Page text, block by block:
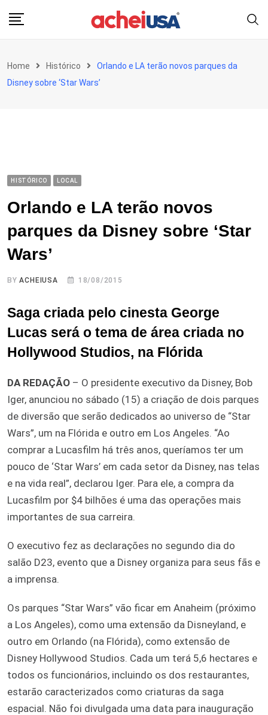
Home Histórico
Orlando e LA terão novos parques da
Disney sobre ‘Star Wars’
HISTÓRICO LOCAL
Orlando e LA terão novos
parques da Disney sobre ‘Star
Wars’
BYACHEIUSA 18/08/2015
Saga criada pelo cinesta George
Lucas será o tema de área criada no
Hollywood Studios, na Flórida
DA REDAÇÃO – O presidente executivo da Disney, Bob
Iger, anunciou no sábado (15) a criação de dois parques
de diversão que serão dedicados ao universo de “Star
Wars”, um na Flórida e outro em Los Angeles. “Ao
comprar a Lucasfilm há três anos, queríamos ter um
pouco de ‘Star Wars’ em cada setor da Disney, nas telas
e na vida real”, declarou Iger. Para ele, a compra da
Lucasfilm por $4 bilhões é uma das operações mais
importantes de sua carreira.
O executivo fez as declarações no segundo dia do
salão D23, evento que a Disney organiza para seus fãs e
a imprensa.
Os parques “Star Wars” vão ficar em Anaheim (próximo
a Los Angeles), como uma extensão da Disneyland, e
outro em Orlando (na Flórida), como extensão de
Disney Hollywood Studios. Cada um terá 5,6 hectares e
todos os funcionários, incluindo os dos restaurantes,
estarão caracterizados como criaturas da saga
espacial. Não foi divulgada uma data para inauguração